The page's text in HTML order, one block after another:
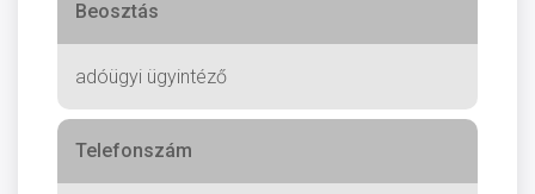
Beosztás
adóügyi ügyintéző
Telefonszám